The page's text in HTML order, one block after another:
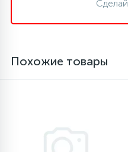
Ребра барабана
Ручки люка
Похожие товары